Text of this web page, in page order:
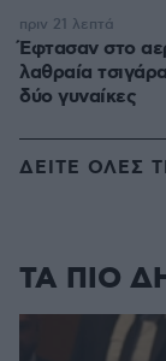
Έφτασαν στο
λαθραία
δύο γυναίκες
πριν 21 λεπτά
ΔΕΙΤΕ ΟΛΕΣ
ΤΑ ΠΙΟ